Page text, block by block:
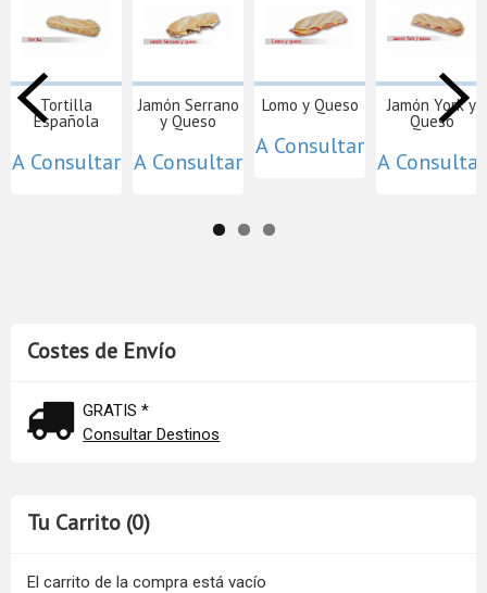
Costes de Envío
GRATIS *
Consultar Destinos
Tu Carrito (0)
El carrito de la compra está vacío
Tortilla
Española
A Consultar
Jamón Serrano
y Queso
A Consultar
Lomo y Queso
A Consultar
Jamón York y
Queso
A Consultar